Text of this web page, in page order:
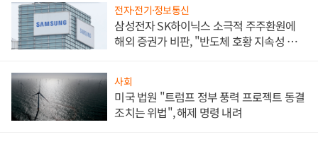
전자·전기·정보통신
삼성전자 SK하이닉스 소극적 주주환원에
해외 증권가 비판, "반도체 호황 지속성 의
사회
미국 법원 "트럼프 정부 풍력 프로젝트 동결
조치는 위법", 해제 명령 내려